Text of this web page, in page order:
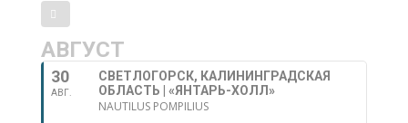
АВГУСТ
30
АВГ.
СВЕТЛОГОРСК, КАЛИНИНГРАДСКАЯ
ОБЛАСТЬ | «ЯНТАРЬ-ХОЛЛ»
NAUTILUS POMPILIUS